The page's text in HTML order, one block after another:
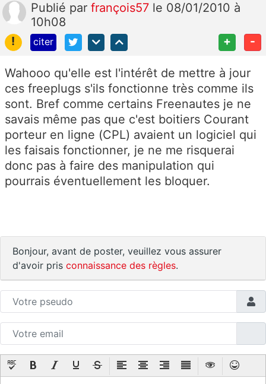
Publié par françois57 le 08/01/2010 à
10h08
!
citer + -
Wahooo qu'elle est l'intérêt de mettre à jour
ces freeplugs s'ils fonctionne très comme ils
sont. Bref comme certains Freenautes je ne
savais même pas que c'est boitiers Courant
porteur en ligne (CPL) avaient un logiciel qui
les faisais fonctionner, je ne me risquerai
donc pas à faire des manipulation qui
pourrais éventuellement les bloquer.
Bonjour, avant de poster, veuillez vous assurer
d'avoir pris connaissance des règles.